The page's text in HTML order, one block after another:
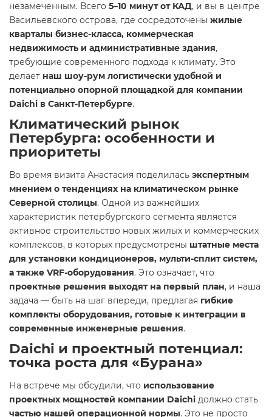
незамеченным. Всего 5–10 минут от КАД, и вы в центре
Васильевского острова, где сосредоточены жилые
кварталы бизнес-класса, коммерческая
недвижимость и административные здания,
требующие современного подхода к климату. Это
делает наш шоу-рум логистически удобной и
потенциально опорной площадкой для компании
Daichi в Санкт-Петербурге.
Климатический рынок
Петербурга: особенности и
приоритеты
Во время визита Анастасия поделилась экспертным
мнением о тенденциях на климатическом рынке
Северной столицы. Одной из важнейших
характеристик петербургского сегмента является
активное строительство новых жилых и коммерческих
комплексов, в которых предусмотрены штатные места
для установки кондиционеров, мульти-сплит систем,
а также VRF-оборудования. Это означает, что
проектные решения выходят на первый план, и наша
задача — быть на шаг впереди, предлагая гибкие
комплекты оборудования, готовые к интеграции в
современные инженерные решения.
Daichi и проектный потенциал:
точка роста для «Бурана»
На встрече мы обсудили, что использование
проектных мощностей компании Daichi должно стать
частью нашей операционной нормы. Это не просто